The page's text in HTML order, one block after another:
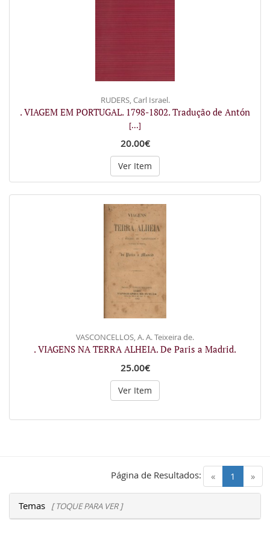
RUDERS, Carl Israel.
. VIAGEM EM PORTUGAL. 1798-1802. Tradução de Antón
[...]
20.00€
Ver Item
VASCONCELLOS, A. A. Teixeira de.
. VIAGENS NA TERRA ALHEIA. De Paris a Madrid.
25.00€
Ver Item
« 1 (current)
»
Página de Resultados:
Temas [ TOQUE PARA VER ]